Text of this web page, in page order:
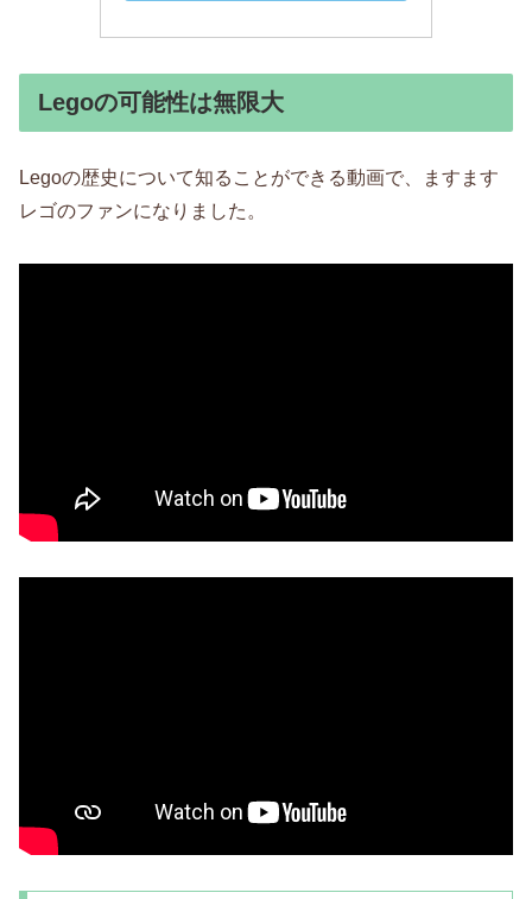
Legoの可能性は無限大
Legoの歴史について知ることができる動画で、ますます
レゴのファンになりました。